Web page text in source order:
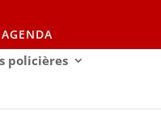
AGENDA
policières